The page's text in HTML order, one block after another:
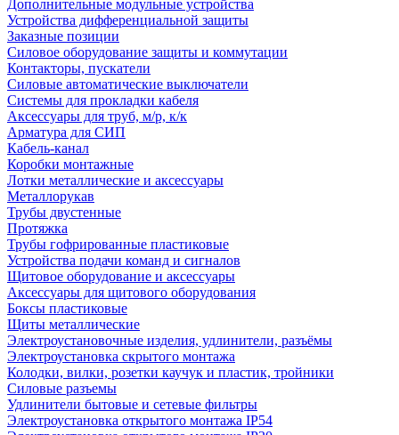
Дополнительные модульные устройства
Устройства дифференциальной защиты
Заказные позиции
Силовое оборудование защиты и коммутации
Контакторы, пускатели
Силовые автоматические выключатели
Системы для прокладки кабеля
Аксессуары для труб, м/р, к/к
Арматура для СИП
Кабель-канал
Коробки монтажные
Лотки металлические и аксессуары
Металлорукав
Трубы двустенные
Протяжка
Трубы гофрированные пластиковые
Устройства подачи команд и сигналов
Щитовое оборудование и аксессуары
Аксессуары для щитового оборудования
Боксы пластиковые
Щиты металлические
Электроустановочные изделия, удлинители, разъёмы
Электроустановка скрытого монтажа
Колодки, вилки, розетки каучук и пластик, тройники
Силовые разъемы
Удлинители бытовые и сетевые фильтры
Электроустановка открытого монтажа IP54